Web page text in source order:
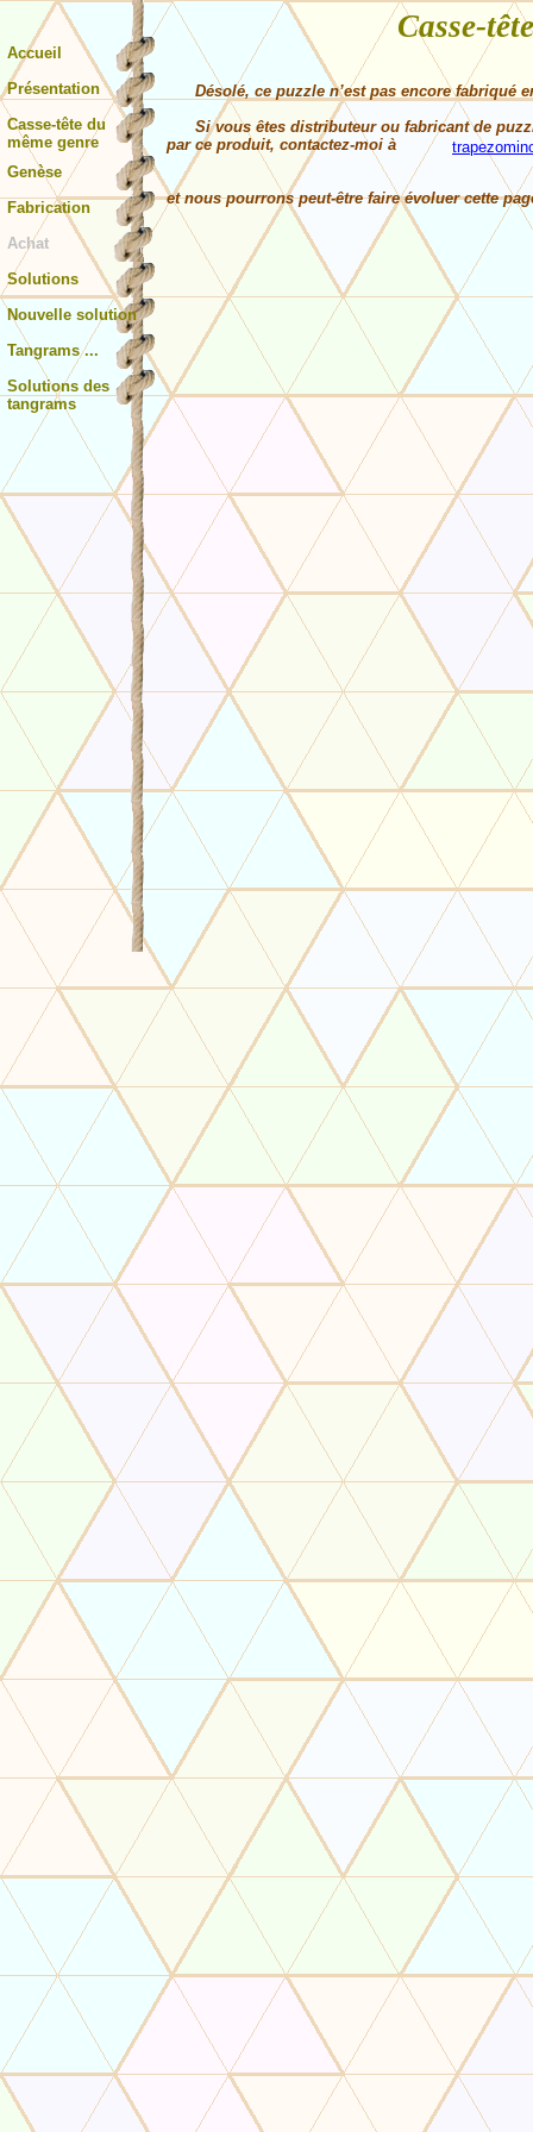
Désolé, ce puzzle n’est pas encore fabriqué
Si vous êtes distributeur ou fabricant de
par ce produit, contactez-moi à
et nous pourrons peut-être faire évoluer cette
Casse-
Achat
Accueil
Fabrication
Genèse
Casse-tête du
même genre
Présentation
Nouvelle solution
Solutions des
tangrams
Solutions
Tangrams ...